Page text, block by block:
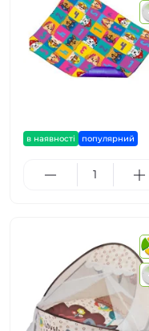
в наявності популярний